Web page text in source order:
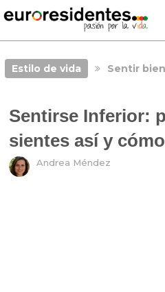
Estilo de vida Sentir bien
Sentirse Inferior:
sientes así y
Andrea Méndez